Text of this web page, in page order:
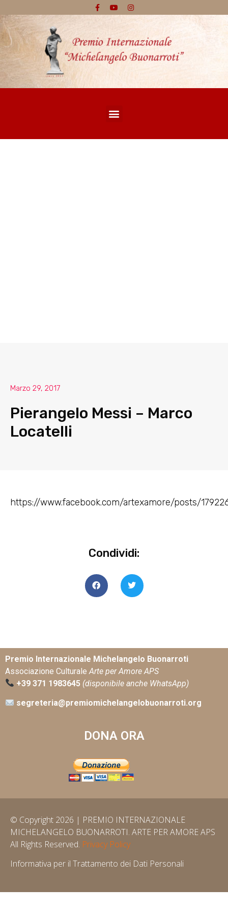
Marzo 29, 2017
Pierangelo Messi – Marco
Locatelli
https://www.facebook.com/artexamore/posts/
Condividi:
Premio Internazionale Michelangelo Buonarroti
Associazione Culturale Arte per Amore APS
+39 371 1983645 (disponibile anche WhatsApp)
segreteria@premiomichelangelobuonarroti.org
DONA ORA
© Copyright 2026 | PREMIO INTERNAZIONALE
MICHELANGELO BUONARROTI. ARTE PER AMORE APS
All Rights Reserved. Privacy Policy
Informativa per il Trattamento dei Dati Personali